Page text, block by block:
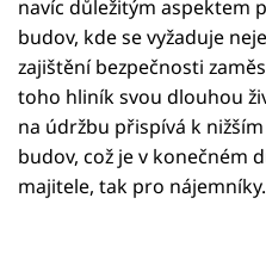
navíc důležitým aspektem
budov, kde se vyžaduje
zajištění bezpečnosti
toho hliník svou dlouhou
na údržbu přispívá k
budov, což je v konečném
majitele, tak pro nájemníky.